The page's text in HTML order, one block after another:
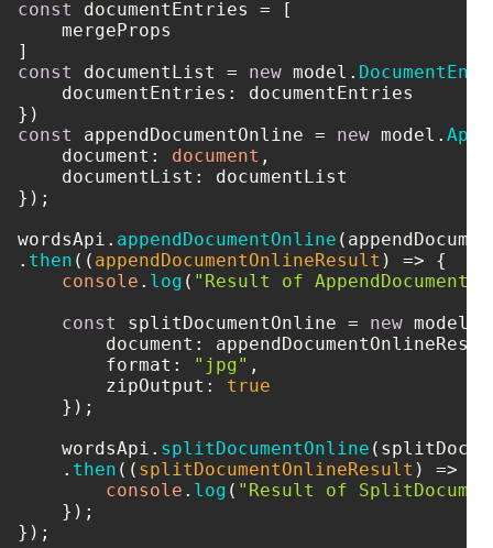
const
documentEntries = [
    mergeProps
const
documentList = new model.
documentEntries : documentEntries
const
appendDocumentOnline = new model.
document : document ,
documentList : documentList
});
wordsApi. appendDocumentOnline
. then ( ( appendDocumentOnlineResult ) => {
console . log ( "Result of
const
splitDocumentOnline = new model.
document :
format : "jpg" ,
zipOutput : true
    });
    wordsApi.
splitDocumentOnline
    .
then ( ( splitDocumentOnlineResult ) =>
console . log ( "Result of
    });
});